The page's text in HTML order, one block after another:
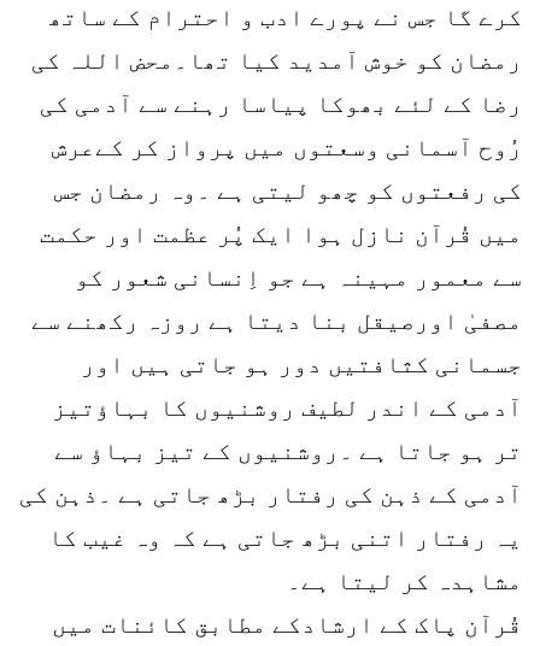
کرے گا جس نے پورے ادب و احترام کے ساتھ
رمضان کو خوش آمدید کیا تھا۔محض اللہ کی
رضا کے لئے بھوکا پیاسا رہنے سے آدمی کی
رُوح آسمانی وسعتوں میں پرواز کر کےعرش
کی رفعتوں کو چھو لیتی ہے ۔وہ رمضان جس
میں قُرآن نازل ہوا ایک پُر عظمت اور حکمت
سے معمور مہینہ ہے جو اِنسانی شعور کو
مصفیٰ اورصیقل بنا دیتا ہے روزہ رکھنے سے
جسمانی کثافتیں دور ہو جاتی ہیں اور
آدمی کے اندر لطیف روشنیوں کا بہاؤتیز
تر ہو جاتا ہے ۔روشنیوں کے تیز بہاؤ سے
آدمی کے ذہن کی رفتار بڑھ جاتی ہے ۔ذہن کی
یہ رفتار اتنی بڑھ جاتی ہے کہ وہ غیب کا
مشاہدہ کر لیتا ہے۔
قُرآن پاک کے ارشادکے مطابق کائنات میں